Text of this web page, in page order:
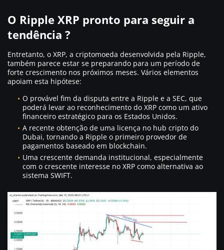
O Ripple XRP pronto para seguir a
tendência ?
Entretanto, o XRP, a criptomoeda desenvolvida pela Ripple,
também parece estar se preparando para um período de
forte crescimento nos próximos meses. Vários elementos
apoiam esta hipótese:
O provável fim da disputa entre a Ripple e a SEC, que
poderá levar ao reconhecimento do XRP como um ativo
financeiro estratégico para os Estados Unidos.
A recente obtenção de uma licença no hub cripto do
Dubai, tornando a Ripple o primeiro provedor de
pagamentos baseado em blockchain.
Uma crescente demanda institucional, especialmente
com o crescente interesse no XRP como alternativa ao
sistema SWIFT.